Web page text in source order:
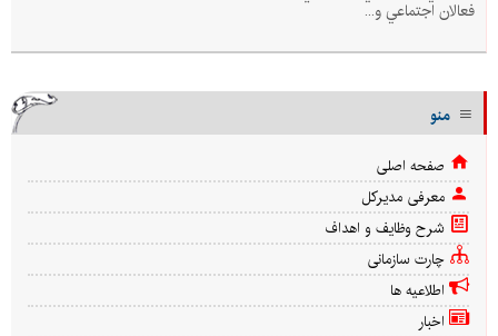
فعالان اجتماعي و...
منو
صفحه اصلی
معرفی مدیرکل
شرح وظایف و اهداف
چارت سازمانی
اطلاعیه ها
اخبار